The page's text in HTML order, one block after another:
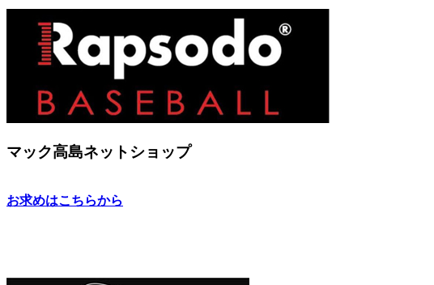
マック高島ネットショップ
お求めはこちらから